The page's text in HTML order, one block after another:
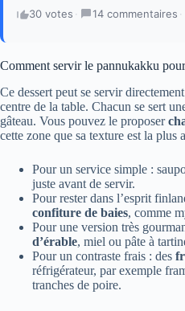
30 votes · 14 commentaires ·
Comment servir le pannukakku
Ce dessert peut se servir
centre de la table. Chacun se sert
gâteau. Vous pouvez le proposer
cette zone que sa texture est la plus
Pour un service simple :
juste avant de servir.
Pour rester dans l’esprit
confiture de baies, comme
Pour une version très
d’érable, miel ou pâte à
Pour un contraste frais : des
réfrigérateur, par exemple
tranches de poire.